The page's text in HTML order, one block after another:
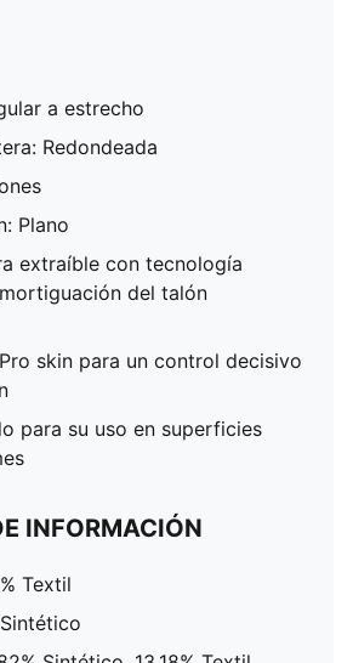
a estrecho
Redondeada
Plano
extraíble con tecnología
del talón
skin para un control decisivo
para su uso en superficies
INFORMACIÓN
Textil